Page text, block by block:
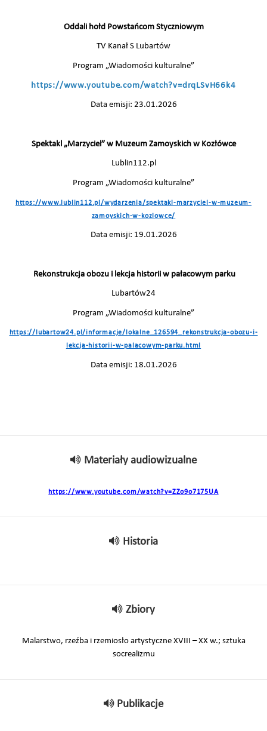
Oddali hołd Powstańcom Styczniowym
TV Kanał S Lubartów
Program „Wiadomości kulturalne”
https://www.youtube.com/watch?v=drqLSvH66k4
Data emisji: 23.01.2026
Spektakl „Marzyciel” w Muzeum Zamoyskich w Kozłówce
Lublin112.pl
Program „Wiadomości kulturalne”
https://www.lublin112.pl/wydarzenia/spektakl-marzyciel-w-muzeum-
zamoyskich-w-kozlowce/
Data emisji: 19.01.2026
Rekonstrukcja obozu i lekcja historii w pałacowym parku
Lubartów24
Program „Wiadomości kulturalne”
https://lubartow24.pl/informacje/lokalne_126594_rekonstrukcja-obozu-i-
lekcja-historii-w-palacowym-parku.html
Data emisji: 18.01.2026
Materiały audiowizualne
https://www.youtube.com/watch?v=ZZo9o7175UA
Historia
Zbiory
Malarstwo, rzeźba i rzemiosło artystyczne XVIII – XX w.; sztuka
socrealizmu
Publikacje